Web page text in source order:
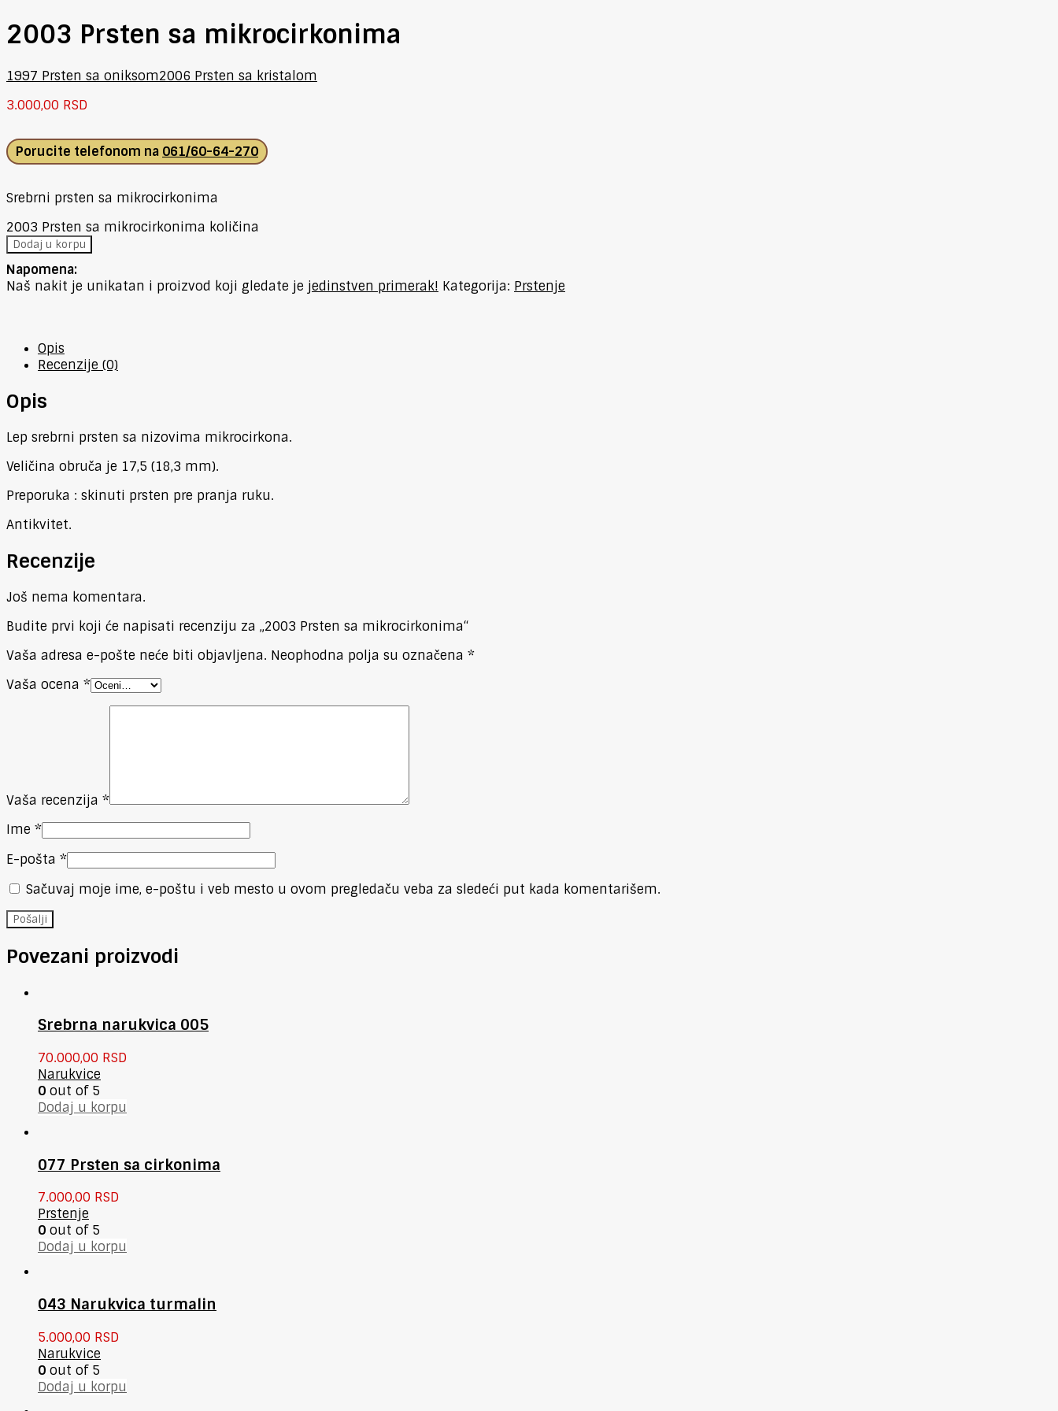
2003 Prsten sa mikrocirkonima
1997 Prsten sa oniksom2006 Prsten sa kristalom
3.000,00 RSD
Porucite telefonom na 061/60-64-270
Srebrni prsten sa mikrocirkonima
2003 Prsten sa mikrocirkonima količina
Dodaj u korpu
Napomena:
Naš nakit je unikatan i proizvod koji gledate je jedinstven primerak! Kategorija: Prstenje
Opis
Recenzije (0)
Opis
Lep srebrni prsten sa nizovima mikrocirkona.
Veličina obruča je 17,5 (18,3 mm).
Preporuka : skinuti prsten pre pranja ruku.
Antikvitet.
Recenzije
Još nema komentara.
Budite prvi koji će napisati recenziju za „2003 Prsten sa mikrocirkonima“
Vaša adresa e-pošte neće biti objavljena. Neophodna polja su označena *
Vaša ocena *
Vaša recenzija *
Ime *
E-pošta *
Sačuvaj moje ime, e-poštu i veb mesto u ovom pregledaču veba za sledeći put kada komentarišem.
Povezani proizvodi
Srebrna narukvica 005
70.000,00 RSD
Narukvice
0 out of 5
Dodaj u korpu
077 Prsten sa cirkonima
7.000,00 RSD
Prstenje
0 out of 5
Dodaj u korpu
043 Narukvica turmalin
5.000,00 RSD
Narukvice
0 out of 5
Dodaj u korpu